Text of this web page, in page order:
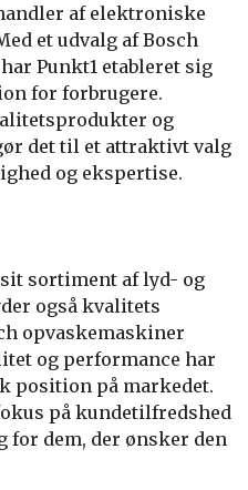
af elektroniske
et udvalg af Bosch
Punkt1 etableret sig
for forbrugere.
og
det til et attraktivt valg
og ekspertise.
sortiment af lyd- og
også kvalitets
opvaskemaskiner
og performance har
position på markedet.
på kundetilfredshed
dem, der ønsker den